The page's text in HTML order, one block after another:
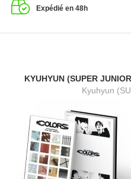
Expédié en 48h
KYUHYUN (SUPER
Kyuhyun